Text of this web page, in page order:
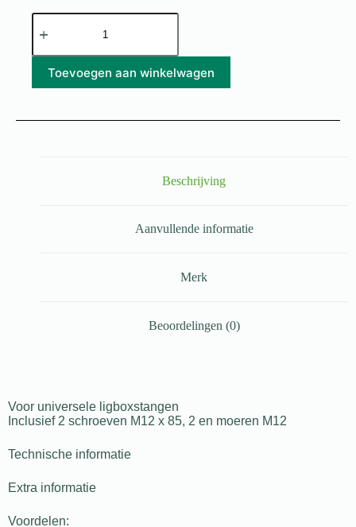
Toevoegen aan winkelwagen
Beschrijving
Aanvullende informatie
Merk
Beoordelingen (0)
Voor universele ligboxstangen
Inclusief 2 schroeven M12 x 85, 2 en moeren M12
Technische informatie
Extra informatie
Voordelen: